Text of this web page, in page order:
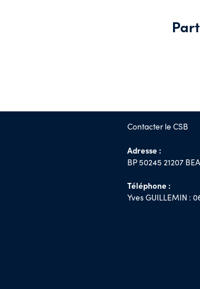
Contacter le CSB
Adresse :
BP 50245 21207
Téléphone :
Yves GUILLEMIN :